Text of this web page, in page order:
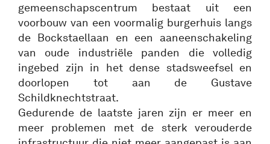
gemeenschapscentrum bestaat uit een
voorbouw van een voormalig burgerhuis langs
de Bockstaellaan en een aaneenschakeling
van oude industriële panden die volledig
ingebed zijn in het dense stadsweefsel en
doorlopen tot aan de Gustave
Schildknechtstraat.
Gedurende de laatste jaren zijn er meer en
meer problemen met de sterk verouderde